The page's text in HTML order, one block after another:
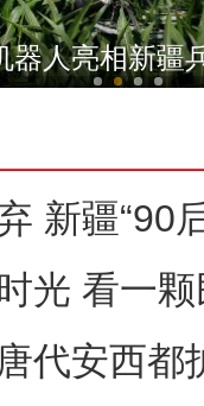
+非遗+农技”
器人亮相新疆
新疆“90
光 看一
代安西都